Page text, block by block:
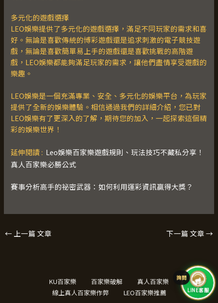
LINE客服
多元化的遊戲選擇
LEO娛樂提供了多元化的遊戲選擇，滿足不同玩家的需求和喜
好。無論是喜歡傳統的博彩遊戲還是追求刺激的電子競技遊
戲，無論是喜歡簡單易上手的遊戲還是喜歡挑戰的高階遊
戲，LEO娛樂都能夠滿足玩家的需求，讓他們盡情享受遊戲的
樂趣。
LEO娛樂是一個充滿專業、安全、多元化的娛樂平台，為玩家
提供了全新的娛樂體驗。相信通過我們的詳細介紹，您已對
LEO娛樂有了更深入的了解，期待您的加入，一起探索這個精
彩的娛樂世界！
延伸閱讀 : Leo娛樂百家樂遊戲規則、玩法技巧不藏私分享！
真人百家樂必勝公式
賽事分析高手的祕密武器：如何利用運彩資訊贏得大獎？
← 上一篇 文章 下一篇 文章→
KU百家樂 百家樂破解
真人百家樂
線上真人百家樂作弊
LEO百家樂推薦